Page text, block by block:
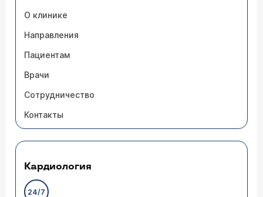
О клинике
Направления
Пациентам
Врачи
Сотрудничество
Контакты
Кардиология
24/7